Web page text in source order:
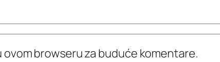
ovom browseru za buduće komentare.